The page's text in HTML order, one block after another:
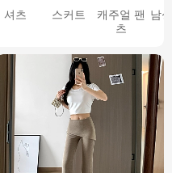
셔츠 스커트
캐주얼 팬
츠
남